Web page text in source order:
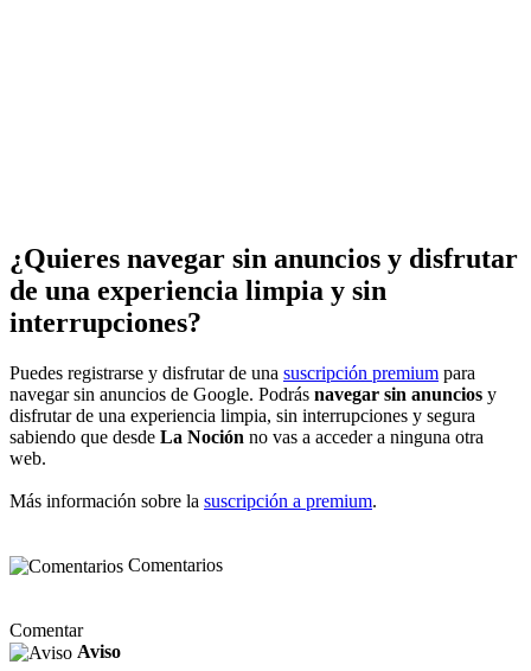
¿Quieres navegar sin anuncios y disfrutar
de una experiencia limpia y sin
interrupciones?
Puedes registrarse y disfrutar de una suscripción premium para
navegar sin anuncios de Google. Podrás navegar sin anuncios y
disfrutar de una experiencia limpia, sin interrupciones y segura
sabiendo que desde La Noción no vas a acceder a ninguna otra
web.
Más información sobre la suscripción a premium.
Comentarios
Comentar
Aviso